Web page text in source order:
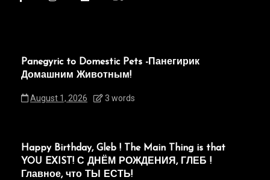
Panegyric to Domestic Pets -Панегирик
Домашним Животным!
August 1, 2026 3 words
Happy Birthday, Gleb ! The Main Thing is that
YOU EXIST! С ДНЁМ РОЖДЕНИЯ, ГЛЕБ !
Главное, что ТЫ ЕСТЬ!